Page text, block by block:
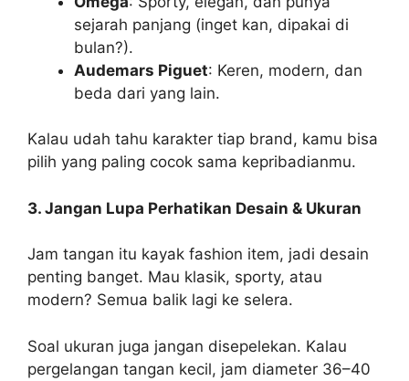
sejarah panjang (inget kan, dipakai di
bulan?).
Audemars Piguet: Keren, modern, dan
beda dari yang lain.
Kalau udah tahu karakter tiap brand, kamu bisa
pilih yang paling cocok sama kepribadianmu.
3. Jangan Lupa Perhatikan Desain & Ukuran
Jam tangan itu kayak fashion item, jadi desain
penting banget. Mau klasik, sporty, atau
modern? Semua balik lagi ke selera.
Soal ukuran juga jangan disepelekan. Kalau
pergelangan tangan kecil, jam diameter 36–40